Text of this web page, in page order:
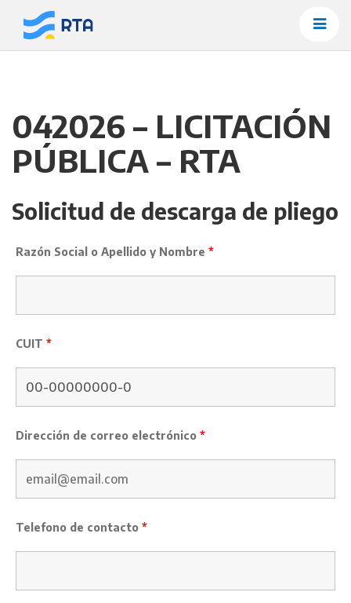
contenido
042026 – LICITACIÓN
PÚBLICA – RTA
Solicitud de descarga de pliego
Razón Social o Apellido y Nombre *
CUIT *
Dirección de correo electrónico *
Telefono de contacto *